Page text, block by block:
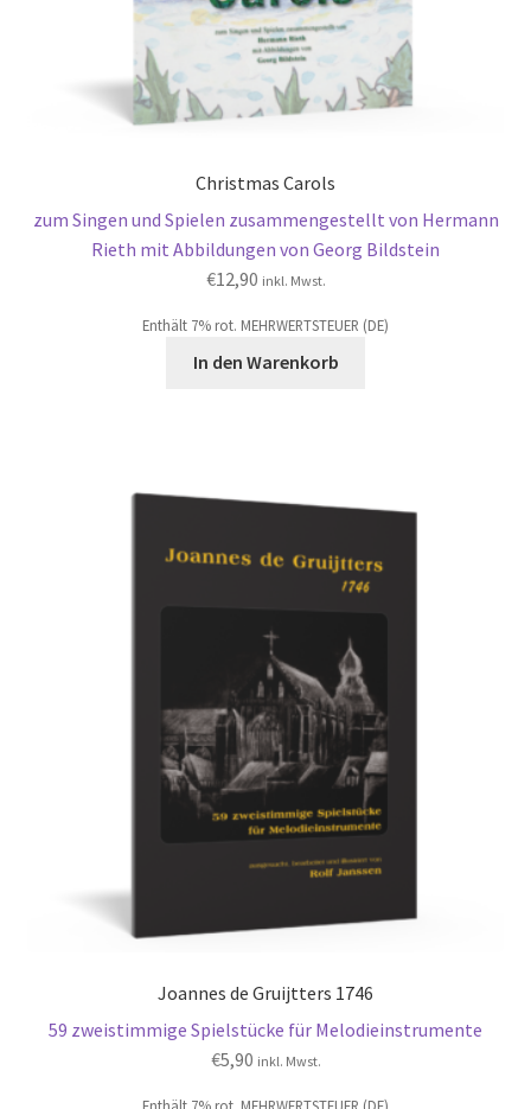
Christmas Carols
zum Singen und Spielen zusammengestellt von Hermann
Rieth mit Abbildungen von Georg Bildstein
€12,90 inkl. Mwst.
Enthält 7% rot. MEHRWERTSTEUER (DE)
In den Warenkorb
Joannes de Gruijtters 1746
59 zweistimmige Spielstücke für Melodieinstrumente
€5,90 inkl. Mwst.